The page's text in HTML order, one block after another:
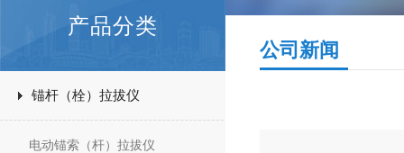
产品分类
锚杆（栓）拉拔仪
电动锚索（杆）拉拔仪
公司新闻